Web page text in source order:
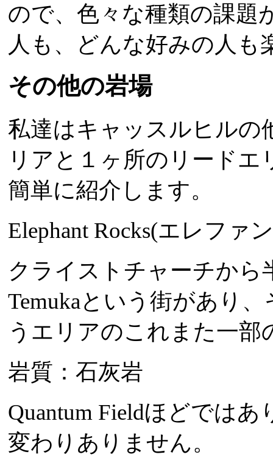
ので、色々な種類の課題
人も、どんな好みの人も
その他の岩場
私達はキャッスルヒルの
リアと１ヶ所のリード
簡単に紹介します。
Elephant Rocks(エレファ
クライストチャーチから
Temukaという街があり
うエリアのこれまた一部
岩質：石灰岩
Quantum Fieldほどでは
変わりありません。